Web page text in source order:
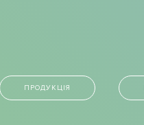
ПРОДУКЦІЯ